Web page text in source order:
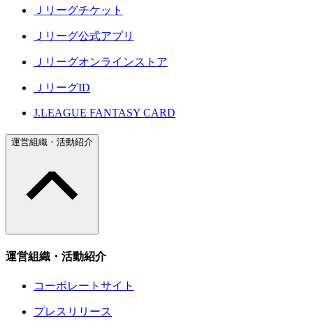
Ｊリーグチケット
Ｊリーグ公式アプリ
Ｊリーグオンラインストア
ＪリーグID
J.LEAGUE FANTASY CARD
運営組織・活動紹介
運営組織・活動紹介
コーポレートサイト
プレスリリース